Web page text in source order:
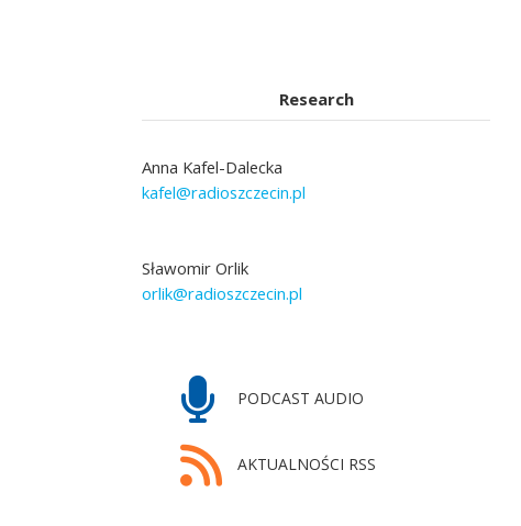
Research
Anna Kafel-Dalecka
kafel@radioszczecin.pl
Sławomir Orlik
orlik@radioszczecin.pl
PODCAST AUDIO
AKTUALNOŚCI RSS